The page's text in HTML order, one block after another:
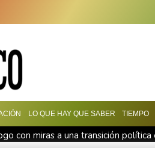
LO QUE HAY QUE SABER TIEMPO
con miras a una transición política